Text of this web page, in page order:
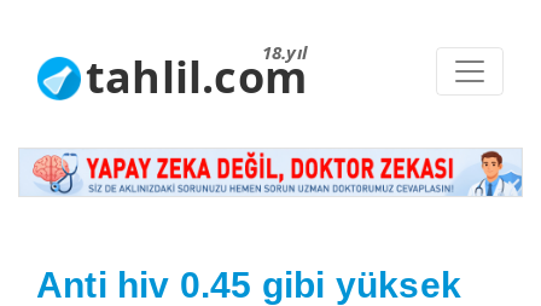
18.yıl
tahlil.com
Anti hiv 0.45 gibi yüksek